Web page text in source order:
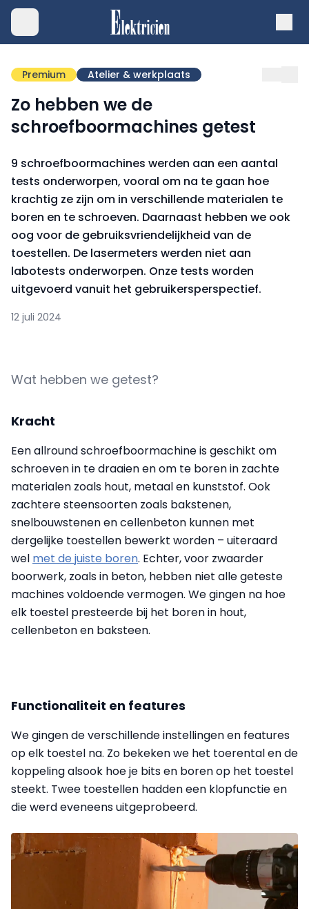
Premium Atelier & werkplaats
Zo hebben we de
schroefboormachines getest
9 schroefboormachines werden aan een aantal
tests onderworpen, vooral om na te gaan hoe
krachtig ze zijn om in verschillende materialen te
boren en te schroeven. Daarnaast hebben we ook
oog voor de gebruiksvriendelijkheid van de
toestellen. De lasermeters werden niet aan
labotests onderworpen. Onze tests worden
uitgevoerd vanuit het gebruikersperspectief.
12 juli 2024
Wat hebben we getest?
Kracht
Een allround schroefboormachine is geschikt om
schroeven in te draaien en om te boren in zachte
materialen zoals hout, metaal en kunststof. Ook
zachtere steensoorten zoals bakstenen,
snelbouwstenen en cellenbeton kunnen met
dergelijke toestellen bewerkt worden – uiteraard
wel met de juiste boren. Echter, voor zwaarder
boorwerk, zoals in beton, hebben niet alle geteste
machines voldoende vermogen. We gingen na hoe
elk toestel presteerde bij het boren in hout,
cellenbeton en baksteen.
Functionaliteit en features
We gingen de verschillende instellingen en features
op elk toestel na. Zo bekeken we het toerental en de
koppeling alsook hoe je bits en boren op het toestel
steekt. Twee toestellen hadden een klopfunctie en
die werd eveneens uitgeprobeerd.